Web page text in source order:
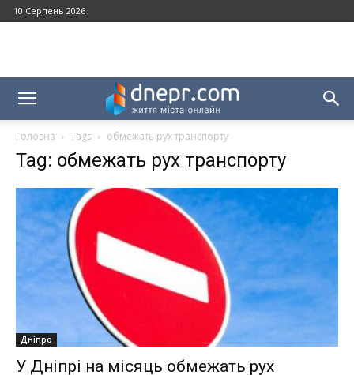
10 Серпень 2026
Головна Tags обмежать рух транспорту
Tag: обмежать рух транспорту
Дніпро
У Дніпрі на місяць обмежать рух